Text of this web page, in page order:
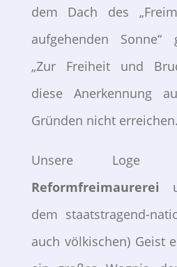
dem Dach des
aufgehenden Sonne“
„Zur Freiheit und
diese Anerkennung
Gründen nicht erreichen.
Unsere Loge
Reformfreimaurerei
dem staatstragend-
auch völkischen) Geist